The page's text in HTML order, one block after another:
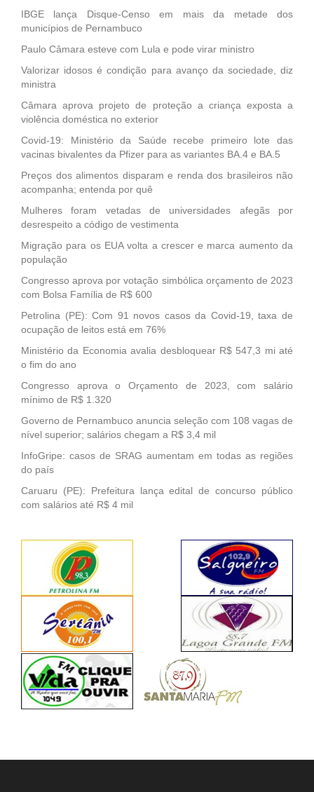
IBGE lança Disque-Censo em mais da metade dos
municípios de Pernambuco
Paulo Câmara esteve com Lula e pode virar ministro
Valorizar idosos é condição para avanço da sociedade, diz
ministra
Câmara aprova projeto de proteção a criança exposta a
violência doméstica no exterior
Covid-19: Ministério da Saúde recebe primeiro lote das
vacinas bivalentes da Pfizer para as variantes BA.4 e BA.5
Preços dos alimentos disparam e renda dos brasileiros não
acompanha; entenda por quê
Mulheres foram vetadas de universidades afegãs por
desrespeito a código de vestimenta
Migração para os EUA volta a crescer e marca aumento da
população
Congresso aprova por votação simbólica orçamento de 2023
com Bolsa Família de R$ 600
Petrolina (PE): Com 91 novos casos da Covid-19, taxa de
ocupação de leitos está em 76%
Ministério da Economia avalia desbloquear R$ 547,3 mi até
o fim do ano
Congresso aprova o Orçamento de 2023, com salário
mínimo de R$ 1.320
Governo de Pernambuco anuncia seleção com 108 vagas de
nível superior; salários chegam a R$ 3,4 mil
InfoGripe: casos de SRAG aumentam em todas as regiões
do país
Caruaru (PE): Prefeitura lança edital de concurso público
com salários até R$ 4 mil